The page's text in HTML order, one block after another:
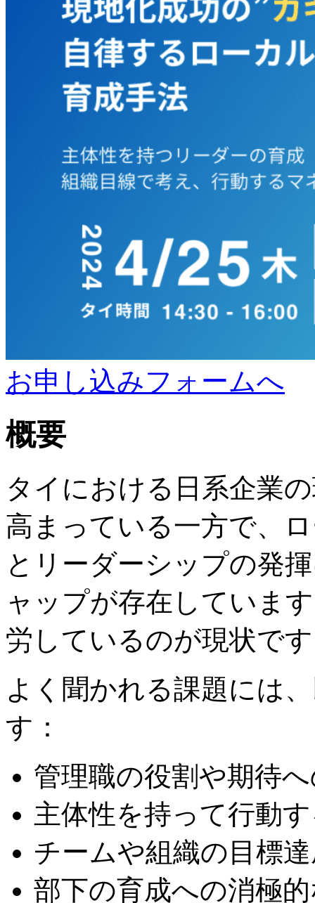
お申し込みフォームへ
概要
タイにおける日系企業
高まっている一方で、
とリーダーシップの発
ャップが存在していま
労しているのが現状で
よく聞かれる課題には
す：
管理職の役割や期待
主体性を持って行動
チームや組織の目標
部下の育成への消極